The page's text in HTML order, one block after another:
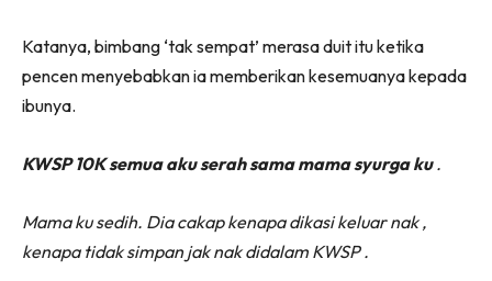
Katanya, bimbang ‘tak sempat’ merasa duit itu ketika
pencen menyebabkan ia memberikan kesemuanya kepada
ibunya.
KWSP 10K semua aku serah sama mama syurga ku.
Mama ku sedih. Dia cakap kenapa dikasi keluar nak ,
kenapa tidak simpan jak nak didalam KWSP .